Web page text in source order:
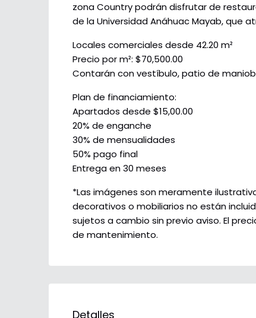
zona Country podrán disfrutar de
de la Universidad Anáhuac Mayab, que
Locales comerciales desde 42.20 m²
Precio por m²: $70,500.00
Contarán con vestíbulo, patio de
Plan de financiamiento:
Apartados desde $15,00.00
20% de enganche
30% de mensualidades
50% pago final
Entrega en 30 meses
*Las imágenes son meramente
decorativos o mobiliarios no están
sujetos a cambio sin previo aviso. El
de mantenimiento.
Detalles